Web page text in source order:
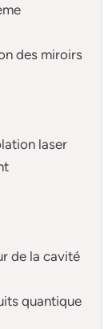
des miroirs
laser
de la cavité
quantique